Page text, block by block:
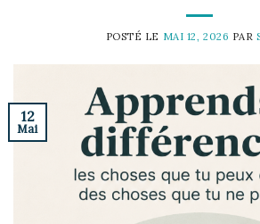
POSTÉ LE MAI 12, 2026 PAR
12
Mai